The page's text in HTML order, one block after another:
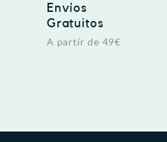
Envíos
Gratuitos
A partir de 49€